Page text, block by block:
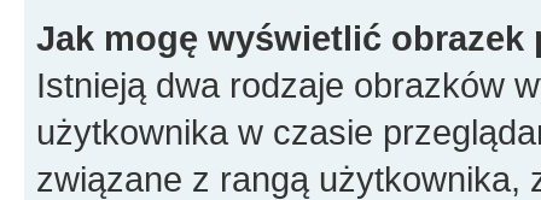
Jak mogę wyświetlić
Istnieją dwa rodzaje obrazków
użytkownika w czasie
związane z rangą użytkownika,